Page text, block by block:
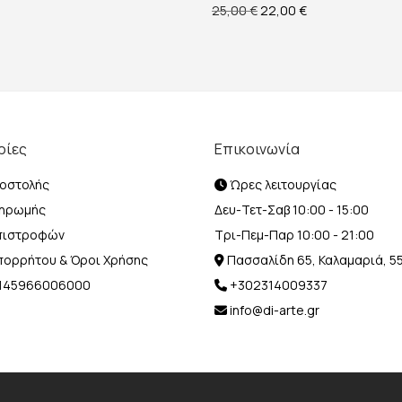
25,00€ Original price was: 25,00
22,00 €Η τρέχουσα τιμή
& Όροι Χρήσης
Επικοινωνία
Ώρες λειτουργίας
Δευ-Τετ-Σαβ 10:00 - 15:00
Τρι-Πεμ-Παρ 10:00 - 21:00
Πασσαλίδη 65, Καλαμαριά,
+302314009337
info@di-arte.gr